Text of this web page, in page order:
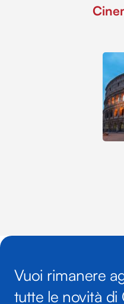
Vuoi rimanere
tutte le novità di